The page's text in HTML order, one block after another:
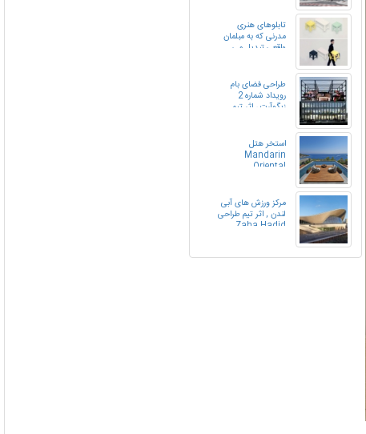
تابلوهای هنری
مدرنی که به مبلمان
واقعی تبدیل می
طراحی فضای بام
رویداد شماره 2
زیگوآرت ، اثر تیم
استخر هتل
Mandarin
Oriental
مرکز ورزش های آبی
لندن , اثر تیم طراحی
Zaha Hadid